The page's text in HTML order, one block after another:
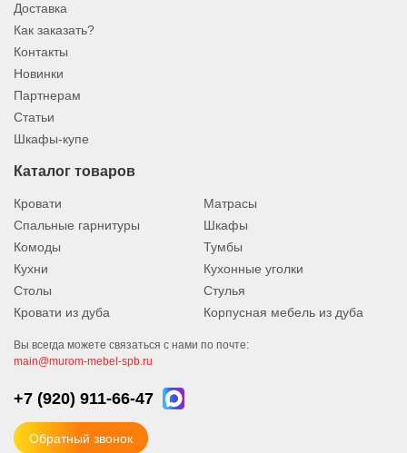
Доставка
Как заказать?
Контакты
Новинки
Партнерам
Статьи
Шкафы-купе
Каталог товаров
Кровати
Матрасы
Спальные гарнитуры
Шкафы
Комоды
Тумбы
Кухни
Кухонные уголки
Столы
Стулья
Кровати из дуба
Корпусная мебель из дуба
Вы всегда можете связаться с нами по почте:
main@murom-mebel-spb.ru
+7 (920) 911-66-47
Обратный звонок